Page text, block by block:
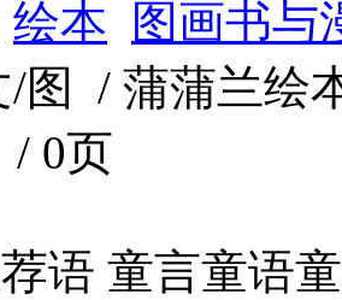
绘本
图画书与
/图 / 蒲蒲兰绘
/ 0页
语 童言童语